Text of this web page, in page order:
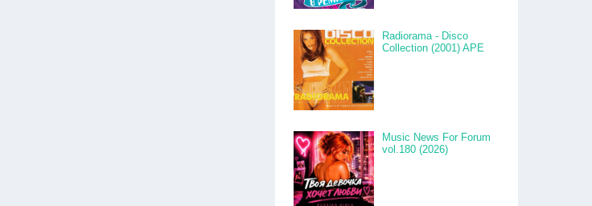
Radiorama - Disco
Collection (2001) APE
Music News For Forum
vol.180 (2026)